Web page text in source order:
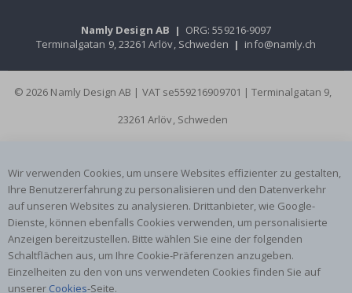
Namly Design AB | ORG: 559216-9097
Terminalgatan 9, 23261 Arlöv, Schweden | info@namly.ch
© 2026 Namly Design AB | VAT se559216909701 | Terminalgatan 9,
23261 Arlöv, Schweden
Wir verwenden Cookies, um unsere Websites effizienter zu gestalten,
Ihre Benutzererfahrung zu personalisieren und den Datenverkehr
auf unseren Websites zu analysieren. Drittanbieter, wie Google-
Dienste, können ebenfalls Cookies verwenden, um personalisierte
Anzeigen bereitzustellen. Bitte wählen Sie eine der folgenden
Schaltflächen aus, um Ihre Cookie-Präferenzen anzugeben.
Einzelheiten zu den von uns verwendeten Cookies finden Sie auf
unserer Cookies-Seite.